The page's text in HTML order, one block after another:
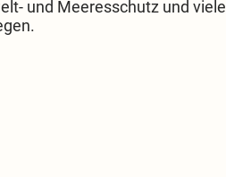
und Meeresschutz und viele